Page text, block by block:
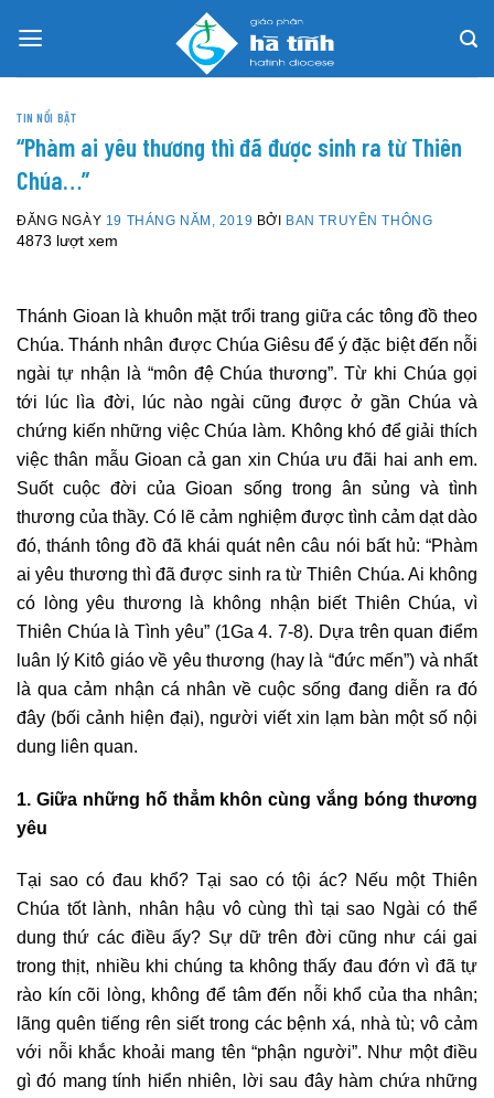
TIN NỔI BẬT
“Phàm ai yêu thương thì đã được sinh ra từ Thiên
Chúa…”
ĐĂNG NGÀY 19 THÁNG NĂM, 2019 BỞI BAN TRUYỀN THÔNG
4873 lượt xem
Thánh Gioan là khuôn mặt trổi trang giữa các tông đồ theo
Chúa. Thánh nhân được Chúa Giêsu để ý đặc biệt đến nỗi
ngài tự nhận là “môn đệ Chúa thương”. Từ khi Chúa gọi
tới lúc lìa đời, lúc nào ngài cũng được ở gần Chúa và
chứng kiến những việc Chúa làm. Không khó để giải thích
việc thân mẫu Gioan cả gan xin Chúa ưu đãi hai anh em.
Suốt cuộc đời của Gioan sống trong ân sủng và tình
thương của thầy. Có lẽ cảm nghiệm được tình cảm dạt dào
đó, thánh tông đồ đã khái quát nên câu nói bất hủ: “Phàm
ai yêu thương thì đã được sinh ra từ Thiên Chúa. Ai không
có lòng yêu thương là không nhận biết Thiên Chúa, vì
Thiên Chúa là Tình yêu” (1Ga 4. 7-8). Dựa trên quan điểm
luân lý Kitô giáo về yêu thương (hay là “đức mến”) và nhất
là qua cảm nhận cá nhân về cuộc sống đang diễn ra đó
đây (bối cảnh hiện đại), người viết xin lạm bàn một số nội
dung liên quan.
1. Giữa những hố thẳm khôn cùng vắng bóng thương
yêu
Tại sao có đau khổ? Tại sao có tội ác? Nếu một Thiên
Chúa tốt lành, nhân hậu vô cùng thì tại sao Ngài có thể
dung thứ các điều ấy? Sự dữ trên đời cũng như cái gai
trong thịt, nhiều khi chúng ta không thấy đau đớn vì đã tự
rào kín cõi lòng, không để tâm đến nỗi khổ của tha nhân;
lãng quên tiếng rên siết trong các bệnh xá, nhà tù; vô cảm
với nỗi khắc khoải mang tên “phận người”. Như một điều
gì đó mang tính hiển nhiên, lời sau đây hàm chứa những